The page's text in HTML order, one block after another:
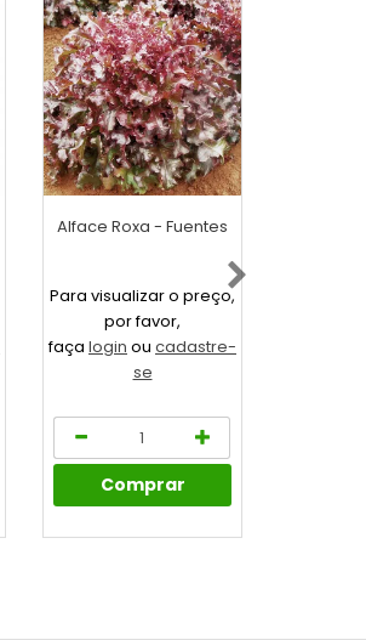
Alface Roxa - Fuentes
Para visualizar o preço,
por favor,
faça login ou cadastre-
se
Comprar